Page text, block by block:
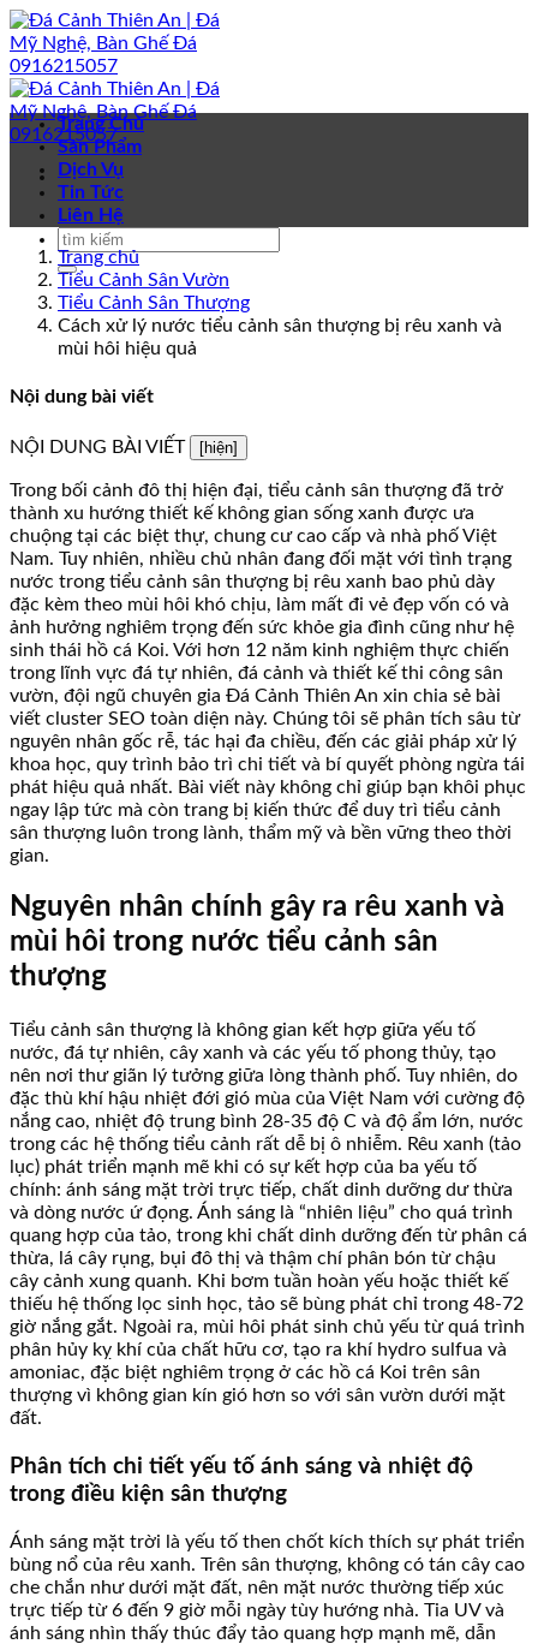
Bỏ
qua
nội
dung
Trang Chủ
Sản Phẩm
Dịch Vụ
Tin Tức
Liên Hệ
Trang chủ
Tiểu Cảnh Sân Vườn
Tiểu Cảnh Sân Thượng
Cách xử lý nước tiểu cảnh sân thượng bị rêu xanh và
mùi hôi hiệu quả
Nội dung bài viết
NỘI DUNG BÀI VIẾT [hiện]
Trong bối cảnh đô thị hiện đại, tiểu cảnh sân thượng đã trở
thành xu hướng thiết kế không gian sống xanh được ưa
chuộng tại các biệt thự, chung cư cao cấp và nhà phố Việt
Nam. Tuy nhiên, nhiều chủ nhân đang đối mặt với tình trạng
nước trong tiểu cảnh sân thượng bị rêu xanh bao phủ dày
đặc kèm theo mùi hôi khó chịu, làm mất đi vẻ đẹp vốn có và
ảnh hưởng nghiêm trọng đến sức khỏe gia đình cũng như hệ
sinh thái hồ cá Koi. Với hơn 12 năm kinh nghiệm thực chiến
trong lĩnh vực đá tự nhiên, đá cảnh và thiết kế thi công sân
vườn, đội ngũ chuyên gia Đá Cảnh Thiên An xin chia sẻ bài
viết cluster SEO toàn diện này. Chúng tôi sẽ phân tích sâu từ
nguyên nhân gốc rễ, tác hại đa chiều, đến các giải pháp xử lý
khoa học, quy trình bảo trì chi tiết và bí quyết phòng ngừa tái
phát hiệu quả nhất. Bài viết này không chỉ giúp bạn khôi phục
ngay lập tức mà còn trang bị kiến thức để duy trì tiểu cảnh
sân thượng luôn trong lành, thẩm mỹ và bền vững theo thời
gian.
Nguyên nhân chính gây ra rêu xanh và
mùi hôi trong nước tiểu cảnh sân
thượng
Tiểu cảnh sân thượng là không gian kết hợp giữa yếu tố
nước, đá tự nhiên, cây xanh và các yếu tố phong thủy, tạo
nên nơi thư giãn lý tưởng giữa lòng thành phố. Tuy nhiên, do
đặc thù khí hậu nhiệt đới gió mùa của Việt Nam với cường độ
nắng cao, nhiệt độ trung bình 28-35 độ C và độ ẩm lớn, nước
trong các hệ thống tiểu cảnh rất dễ bị ô nhiễm. Rêu xanh (tảo
lục) phát triển mạnh mẽ khi có sự kết hợp của ba yếu tố
chính: ánh sáng mặt trời trực tiếp, chất dinh dưỡng dư thừa
và dòng nước ứ đọng. Ánh sáng là “nhiên liệu” cho quá trình
quang hợp của tảo, trong khi chất dinh dưỡng đến từ phân cá
thừa, lá cây rụng, bụi đô thị và thậm chí phân bón từ chậu
cây cảnh xung quanh. Khi bơm tuần hoàn yếu hoặc thiết kế
thiếu hệ thống lọc sinh học, tảo sẽ bùng phát chỉ trong 48-72
giờ nắng gắt. Ngoài ra, mùi hôi phát sinh chủ yếu từ quá trình
phân hủy kỵ khí của chất hữu cơ, tạo ra khí hydro sulfua và
amoniac, đặc biệt nghiêm trọng ở các hồ cá Koi trên sân
thượng vì không gian kín gió hơn so với sân vườn dưới mặt
đất.
Phân tích chi tiết yếu tố ánh sáng và nhiệt độ
trong điều kiện sân thượng
Ánh sáng mặt trời là yếu tố then chốt kích thích sự phát triển
bùng nổ của rêu xanh. Trên sân thượng, không có tán cây cao
che chắn như dưới mặt đất, nên mặt nước thường tiếp xúc
trực tiếp từ 6 đến 9 giờ mỗi ngày tùy hướng nhà. Tia UV và
ánh sáng nhìn thấy thúc đẩy tảo quang hợp mạnh mẽ, dẫn